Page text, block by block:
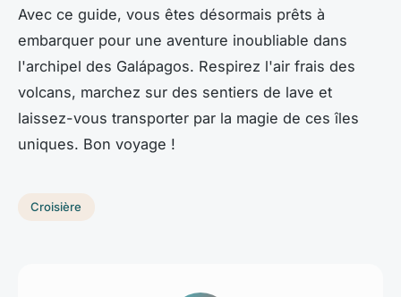
Avec ce guide, vous êtes désormais prêts à
embarquer pour une aventure inoubliable dans
l'archipel des Galápagos. Respirez l'air frais des
volcans, marchez sur des sentiers de lave et
laissez-vous transporter par la magie de ces îles
uniques. Bon voyage !
Croisière